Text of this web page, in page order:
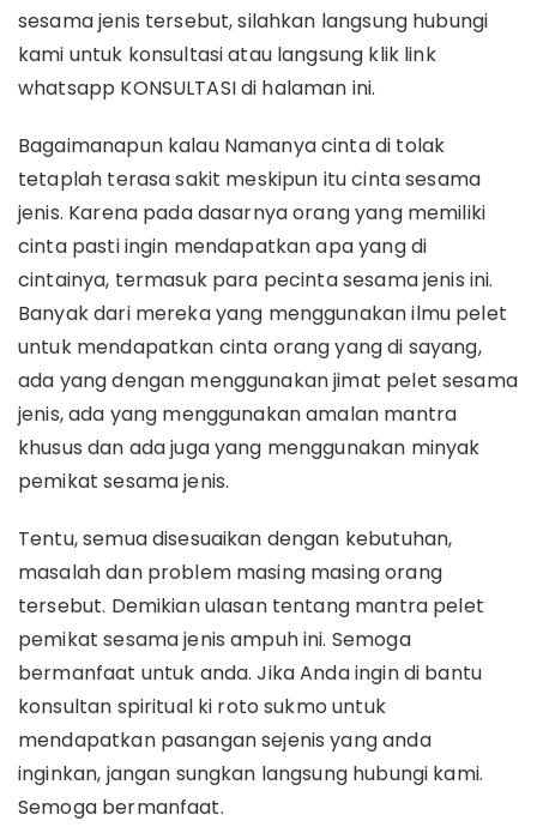
sesama jenis tersebut, silahkan langsung hubungi
kami untuk konsultasi atau langsung klik link
whatsapp KONSULTASI di halaman ini.
Bagaimanapun kalau Namanya cinta di tolak
tetaplah terasa sakit meskipun itu cinta sesama
jenis. Karena pada dasarnya orang yang memiliki
cinta pasti ingin mendapatkan apa yang di
cintainya, termasuk para pecinta sesama jenis ini.
Banyak dari mereka yang menggunakan ilmu pelet
untuk mendapatkan cinta orang yang di sayang,
ada yang dengan menggunakan jimat pelet sesama
jenis, ada yang menggunakan amalan mantra
khusus dan ada juga yang menggunakan minyak
pemikat sesama jenis.
Tentu, semua disesuaikan dengan kebutuhan,
masalah dan problem masing masing orang
tersebut. Demikian ulasan tentang mantra pelet
pemikat sesama jenis ampuh ini. Semoga
bermanfaat untuk anda. Jika Anda ingin di bantu
konsultan spiritual ki roto sukmo untuk
mendapatkan pasangan sejenis yang anda
inginkan, jangan sungkan langsung hubungi kami.
Semoga bermanfaat.